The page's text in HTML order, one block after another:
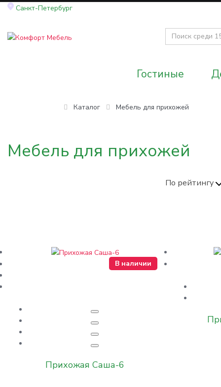
Санкт-Петербург
Гостиные
Каталог Мебель для прихожей
Мебель для прихожей
По рейтингу
В наличии
Прихожая Саша-6